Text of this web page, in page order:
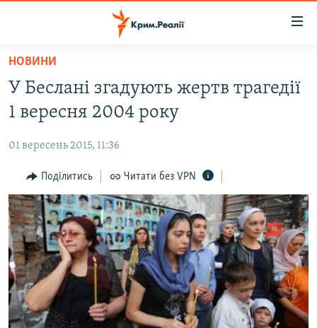
Перейти
основного
матеріалу
Перейти
до
навігації
Перейти
до
пошуку
ВІДЕО ТА ФОТО
ПОЛІТИКА
БЛОГИ
ПОГЛЯД
ІНТЕРВ'Ю
ВСЕ ЗА ДЕНЬ
СПЕЦПРОЕКТИ
ДЕПОРТАЦІЯ
ЯК ОБІЙТИ БЛОКУВАННЯ
НОВИНИ
У Беслані згадують жертв трагедії
1 вересня 2004 року
01 вересень 2015, 11:36
Поділитись Читати без VPN